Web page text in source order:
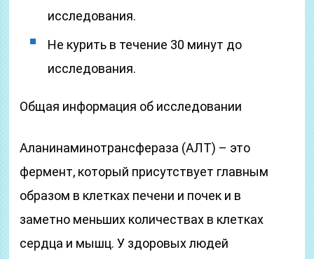
исследования.
Не курить в течение 30 минут до
исследования.
Общая информация об исследовании
Аланинаминотрансфераза (АЛТ) – это
фермент, который присутствует главным
образом в клетках печени и почек и в
заметно меньших количествах в клетках
сердца и мышц. У здоровых людей